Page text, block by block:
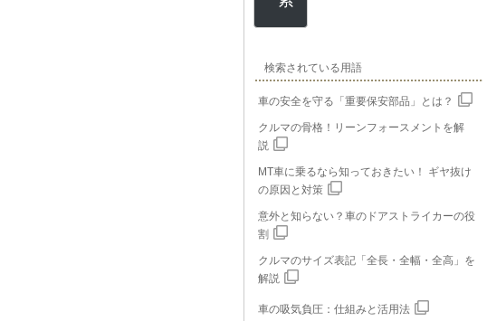
検索されている用語
車の安全を守る「重要保安部品」とは？
クルマの骨格！リーンフォースメントを解
説
MT車に乗るなら知っておきたい！ ギヤ抜け
の原因と対策
意外と知らない？車のドアストライカーの役
割
クルマのサイズ表記「全長・全幅・全高」を
解説
車の吸気負圧：仕組みと活用法